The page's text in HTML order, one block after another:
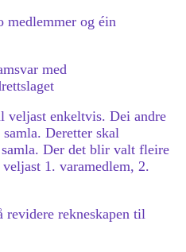
medlemmer og éin
med
veljast enkeltvis. Dei andre
Deretter skal
Der det blir valt fleire
1. varamedlem, 2.
revidere rekneskapen til